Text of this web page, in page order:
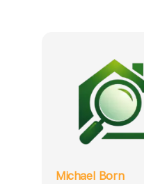
Michael Born